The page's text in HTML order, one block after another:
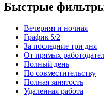
Быстрые
Вечерняя и ночная
График 5/2
За последние три дня
От прямых
Полный день
По совместительству
Полная занятость
Удаленная работа